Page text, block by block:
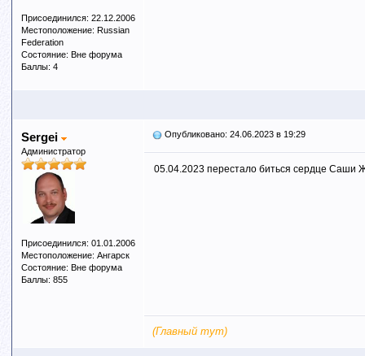
Присоединился: 22.12.2006
Местоположение: Russian
Federation
Состояние: Вне форума
Баллы: 4
Sergei
Администратор
Присоединился: 01.01.2006
Местоположение: Ангарск
Состояние: Вне форума
Баллы: 855
Опубликовано: 24.06.2023 в 19:29
05.04.2023 перестало биться сердце Саши
(Главный тут)